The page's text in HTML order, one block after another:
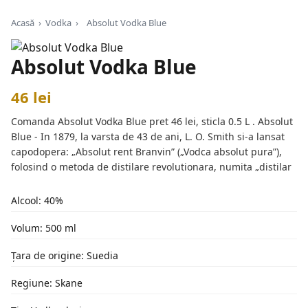
Acasă › Vodka › Absolut Vodka Blue
Absolut Vodka Blue
46 lei
Comanda Absolut Vodka Blue pret 46 lei, sticla 0.5 L . Absolut
Blue - In 1879, la varsta de 43 de ani, L. O. Smith si-a lansat
capodopera: „Absolut rent Branvin” („Vodca absolut pura”),
folosind o metoda de distilare revolutionara, numita „distilar
Alcool: 40%
Volum: 500 ml
Țara de origine: Suedia
Regiune: Skane